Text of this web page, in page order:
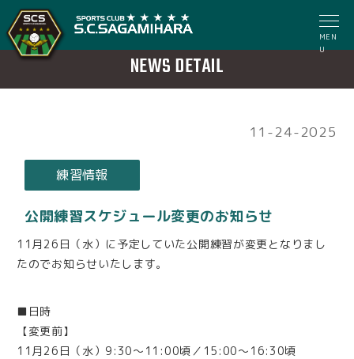
MEN
U
NEWS DETAIL
11-24-2025
練習情報
公開練習スケジュール変更のお知らせ
11月26日（水）に予定していた公開練習が変更となりまし
たのでお知らせいたします。
■日時
【変更前】
11月26日（水）9:30～11:00頃／15:00〜16:30頃